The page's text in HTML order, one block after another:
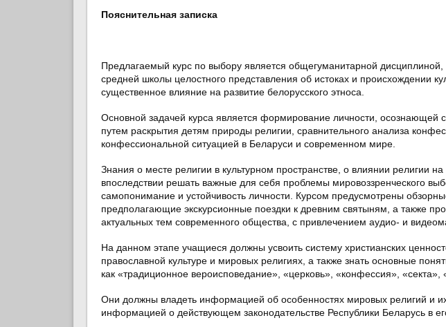
Пояснительная записка
Предлагаемый курс по выбору является общегуманитарной
средней школы целостного представления об истоках и происхождении
существенное влияние на развитие белорусского этноса.
Основной задачей курса является формирование личности, осознающей
путем раскрытия детям природы религии, сравнительного анализа
конфессиональной ситуацией в Беларуси и современном мире.
Знания о месте религии в культурном пространстве, о влиянии религии
впоследствии решать важные для себя проблемы мировоззренческого
самопонимание и устойчивость личности. Курсом предусмотрены
предполагающие экскурсионные поездки к древним святыням, а также
актуальных тем современного общества, с привлечением аудио- и
На данном этапе учащиеся должны усвоить систему христианских
православной культуре и мировых религиях, а также знать основные
как «традиционное вероисповедание», «церковь», «конфессия», «секта»,
Они должны владеть информацией об особенностях мировых религий и
информацией о действующем законодательстве Республики Беларусь в